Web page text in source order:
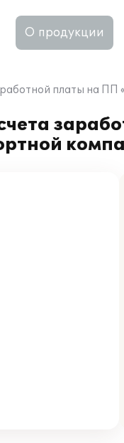
О продукции
платы на